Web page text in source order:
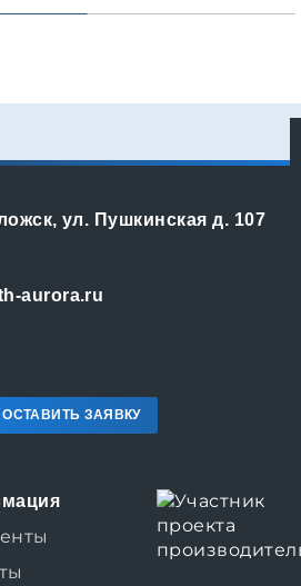
ул. Пушкинская д. 107
aurora.ru
ОСТАВИТЬ ЗАЯВКУ